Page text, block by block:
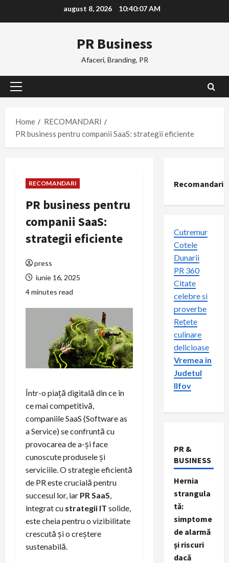
august 8, 2026 10:40:08 AM
PR Business
Afaceri, Branding, PR
Primary
Home
RECOMANDARI
PR business pentru companii SaaS: strategii eficiente
RECOMANDARI
PR business pentru
companii SaaS:
strategii eficiente
press
iunie 16, 2025
4 minutes read
Într-o piață digitală din ce în
ce mai competitivă,
companiile SaaS (Software as
a Service) se confruntă cu
provocarea de a-și face
cunoscute produsele și
serviciile. O strategie eficientă
de PR este crucială pentru
succesul lor, iar PR SaaS,
integrat cu strategii IT solide,
este cheia pentru o vizibilitate
crescută și o creștere
sustenabilă.
Recomandari
Cutremur
Cotele
Dunarii
PR 360
Citate
celebre si
proverbe
Rețete
culinare
delicioase
Vremea in
Judetul
Ilfov
PR &
BUSINESS
Hernia
strangula
tă:
simptome
de alarmă
și riscuri
dacă